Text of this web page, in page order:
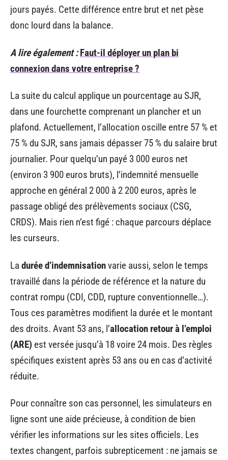
jours payés. Cette différence entre brut et net pèse
donc lourd dans la balance.
A lire également : Faut-il déployer un plan bi
connexion dans votre entreprise ?
La suite du calcul applique un pourcentage au SJR,
dans une fourchette comprenant un plancher et un
plafond. Actuellement, l’allocation oscille entre 57 % et
75 % du SJR, sans jamais dépasser 75 % du salaire brut
journalier. Pour quelqu’un payé 3 000 euros net
(environ 3 900 euros bruts), l’indemnité mensuelle
approche en général 2 000 à 2 200 euros, après le
passage obligé des prélèvements sociaux (CSG,
CRDS). Mais rien n’est figé : chaque parcours déplace
les curseurs.
La durée d’indemnisationvarie aussi, selon le temps
travaillé dans la période de référence et la nature du
contrat rompu (CDI, CDD, rupture conventionnelle…).
Tous ces paramètres modifient la durée et le montant
des droits. Avant 53 ans, l’allocation retour à l’emploi
(ARE) est versée jusqu’à 18 voire 24 mois. Des règles
spécifiques existent après 53 ans ou en cas d’activité
réduite.
Pour connaître son cas personnel, les simulateurs en
ligne sont une aide précieuse, à condition de bien
vérifier les informations sur les sites officiels. Les
textes changent, parfois subrepticement : ne jamais se